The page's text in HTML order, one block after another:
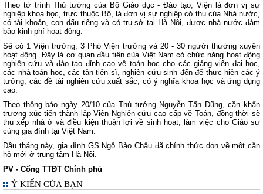
Theo tờ trình Thủ tướng của Bộ Giáo dục - Đào tạo, Viện là đơn vị sự
nghiệp khoa học, trực thuộc Bộ, là đơn vị sự nghiệp có thu của Nhà nước,
có tài khoản, con dấu riêng và có trụ sở tại Hà Nội, được nhà nước đảm
bảo kinh phí hoạt động.
Sẽ có 1 Viện trưởng, 3 Phó Viện trưởng và 20 - 30 người thường xuyên
hoạt động. Đây là cơ quan đầu tiên của Việt Nam có chức năng hoạt động
nghiên cứu và đào tạo đỉnh cao về toán học cho các giảng viên đại học,
các nhà toán học, các tân tiến sĩ, nghiên cứu sinh đến để thực hiện các ý
tưởng, các đề tài nghiên cứu xuất sắc, có ý nghĩa khoa học và ứng dụng
cao.
Theo thông báo ngày 20/10 của Thủ tướng Nguyễn Tấn Dũng, cần khẩn
trương xúc tiến thành lập Viện Nghiên cứu cao cấp về Toán, đồng thời sẽ
thu xếp nhà ở và điều kiện thuận lợi về sinh hoạt, làm việc cho Giáo sư
cùng gia đình tại Việt Nam.
Đầu tháng này, gia đình GS Ngô Bảo Châu đã chính thức dọn về một căn
hộ mới ở trung tâm Hà Nội.
PV - Cổng TTĐT Chính phủ
Ý KIẾN CỦA BẠN